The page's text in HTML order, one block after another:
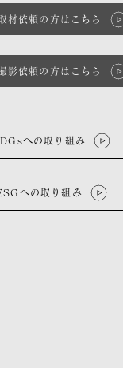
材依頼の方はこちら
影依頼の方はこちら
への取り組み
への取り組み